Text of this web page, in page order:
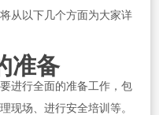
从以下几个方面为大家详
准备
进行全面的准备工作，包
现场、进行安全培训等。